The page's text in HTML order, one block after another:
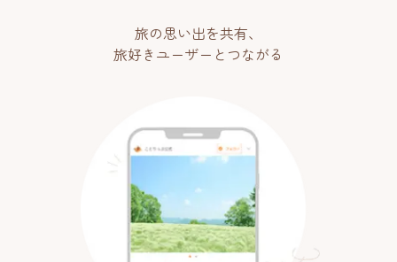
旅の思い出を共有、
旅好きユーザーとつながる